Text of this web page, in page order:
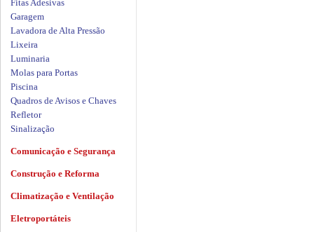
Fitas Adesivas
Garagem
Lavadora de Alta Pressão
Lixeira
Luminaria
Molas para Portas
Piscina
Quadros de Avisos e Chaves
Refletor
Sinalização
Comunicação e Segurança
Construção e Reforma
Climatização e Ventilação
Eletroportáteis